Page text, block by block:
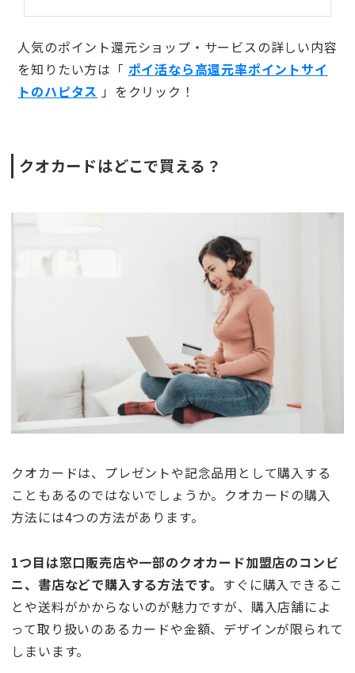
人気のポイント還元ショップ・サービスの詳しい内容
を知りたい方は「 ポイ活なら高還元率ポイントサイ
トのハピタス 」をクリック！
クオカードはどこで買える？
クオカードは、プレゼントや記念品用として購入する
こともあるのではないでしょうか。クオカードの購入
方法には4つの方法があります。
1つ目は窓口販売店や一部のクオカード加盟店のコンビ
ニ、書店などで購入する方法です。 すぐに購入できるこ
とや送料がかからないのが魅力ですが、購入店舗によ
って取り扱いのあるカードや金額、デザインが限られて
しまいます。